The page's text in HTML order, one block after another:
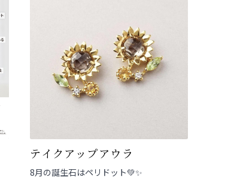
テイクアップアウラ
8月の誕生石はペリドット💚✨